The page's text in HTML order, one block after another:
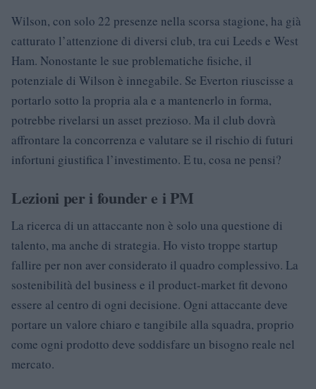
Wilson, con solo 22 presenze nella scorsa stagione, ha già
catturato l’attenzione di diversi club, tra cui Leeds e West
Ham. Nonostante le sue problematiche fisiche, il
potenziale di Wilson è innegabile. Se Everton riuscisse a
portarlo sotto la propria ala e a mantenerlo in forma,
potrebbe rivelarsi un asset prezioso. Ma il club dovrà
affrontare la concorrenza e valutare se il rischio di futuri
infortuni giustifica l’investimento. E tu, cosa ne pensi?
Lezioni per i founder e i PM
La ricerca di un attaccante non è solo una questione di
talento, ma anche di strategia. Ho visto troppe startup
fallire per non aver considerato il quadro complessivo. La
sostenibilità del business e il product-market fit devono
essere al centro di ogni decisione. Ogni attaccante deve
portare un valore chiaro e tangibile alla squadra, proprio
come ogni prodotto deve soddisfare un bisogno reale nel
mercato.